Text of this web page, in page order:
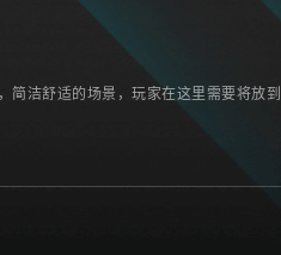
洁舒适的场景，玩家在这里需要将